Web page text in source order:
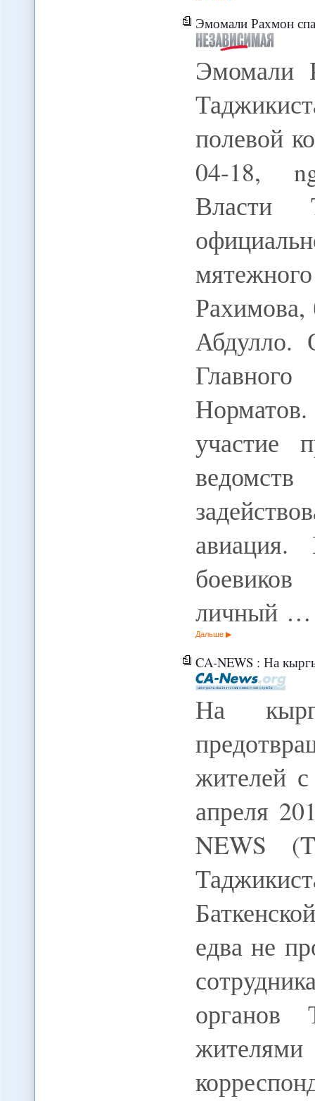
Эмомали Рахмон спас свой
Эмомали
полевой
04-18,
Власти
Рахимова,
Абдулло.
участие
авиация.
личный …
Дальше
CA-NEWS : На кыргызско-
На
жителей
апреля
NEWS
едва не
органов
жителями